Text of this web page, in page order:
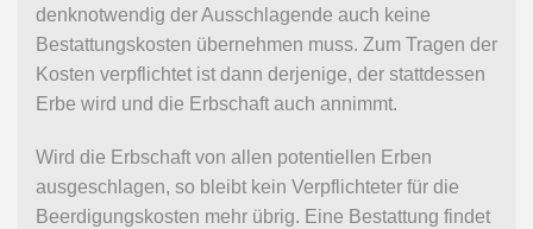
denknotwendig der Ausschlagende auch keine
Bestattungskosten übernehmen muss. Zum Tragen der
Kosten verpflichtet ist dann derjenige, der stattdessen
Erbe wird und die Erbschaft auch annimmt.
Wird die Erbschaft von allen potentiellen Erben
ausgeschlagen, so bleibt kein Verpflichteter für die
Beerdigungskosten mehr übrig. Eine Bestattung findet